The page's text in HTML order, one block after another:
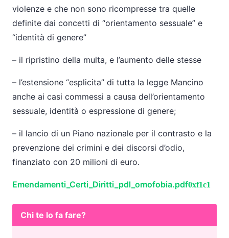
violenze e che non sono ricompresse tra quelle
definite dai concetti di “orientamento sessuale” e
“identità di genere”
– il ripristino della multa, e l’aumento delle stesse
– l’estensione “esplicita” di tutta la legge Mancino
anche ai casi commessi a causa dell’orientamento
sessuale, identità o espressione di genere;
– il lancio di un Piano nazionale per il contrasto e la
prevenzione dei crimini e dei discorsi d’odio,
finanziato con 20 milioni di euro.
Emendamenti_Certi_Diritti_pdl_omofobia.pdf
Chi te lo fa fare?